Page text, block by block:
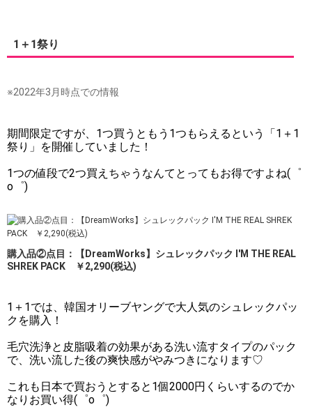
1＋1祭り
※2022年3月時点での情報
期間限定ですが、1つ買うともう1つもらえるという「1＋1
祭り」を開催していました！
1つの値段で2つ買えちゃうなんてとってもお得ですよね(゜
o゜)
購入品②点目：【DreamWorks】シュレックパック I'M THE REAL
SHREK PACK ￥2,290(税込)
1＋1では、韓国オリーブヤングで大人気のシュレックパッ
クを購入！
毛穴洗浄と皮脂吸着の効果がある洗い流すタイプのパック
で、洗い流した後の爽快感がやみつきになります♡
これも日本で買おうとすると1個2000円くらいするのでか
なりお買い得(゜o゜)